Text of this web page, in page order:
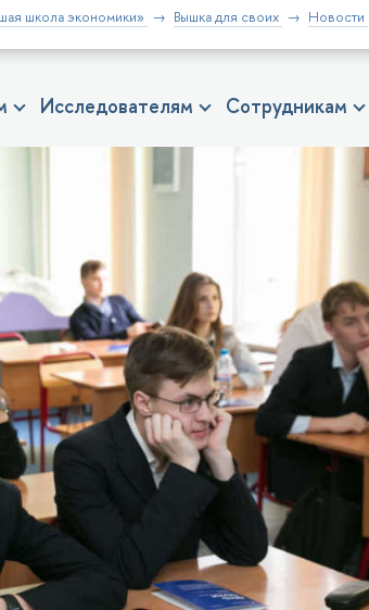
школа экономики» Вышка для своих Новости
Исследователям Сотрудникам